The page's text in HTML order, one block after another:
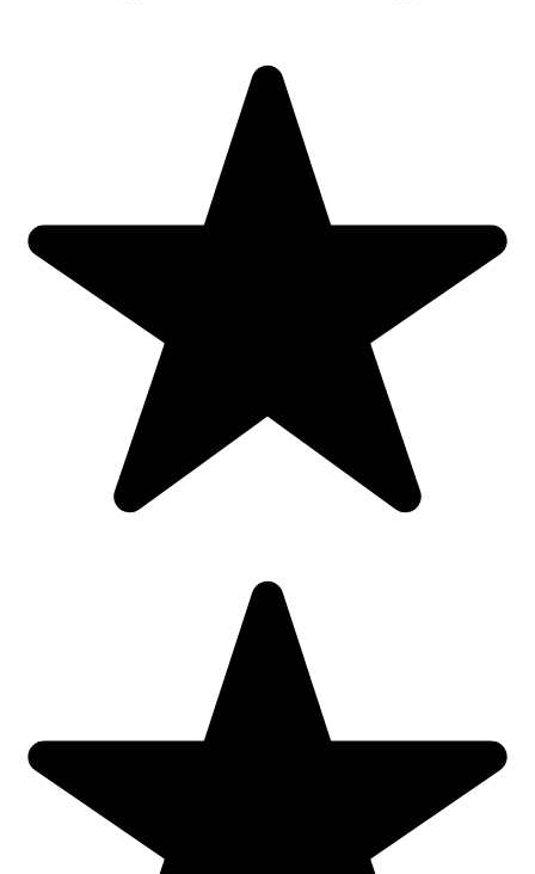
Siguranță Pentru Toți – Nu Doar Pentru Copii
Se mai poate folosi cu încredere și aici